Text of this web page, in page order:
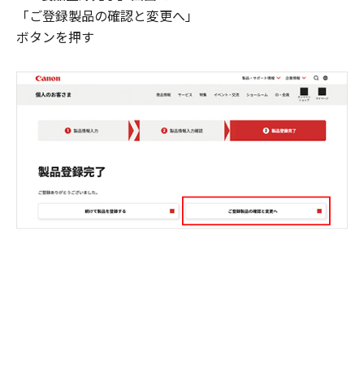
「ご登録製品の確認と変更へ」
ボタンを押す